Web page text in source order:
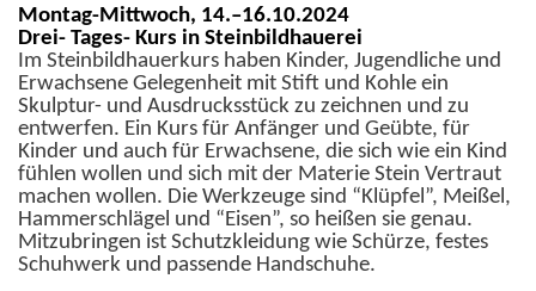
Montag-Mittwoch, 14.–16.10.2024
Drei- Tages- Kurs in Steinbildhauerei
Im Steinbildhauerkurs haben Kinder, Jugendliche und
Erwachsene Gelegenheit mit Stift und Kohle ein
Skulptur- und Ausdrucksstück zu zeichnen und zu
entwerfen. Ein Kurs für Anfänger und Geübte, für
Kinder und auch für Erwachsene, die sich wie ein Kind
fühlen wollen und sich mit der Materie Stein Vertraut
machen wollen. Die Werkzeuge sind “Klüpfel”, Meißel,
Hammerschlägel und “Eisen”, so heißen sie genau.
Mitzubringen ist Schutzkleidung wie Schürze, festes
Schuhwerk und passende Handschuhe.